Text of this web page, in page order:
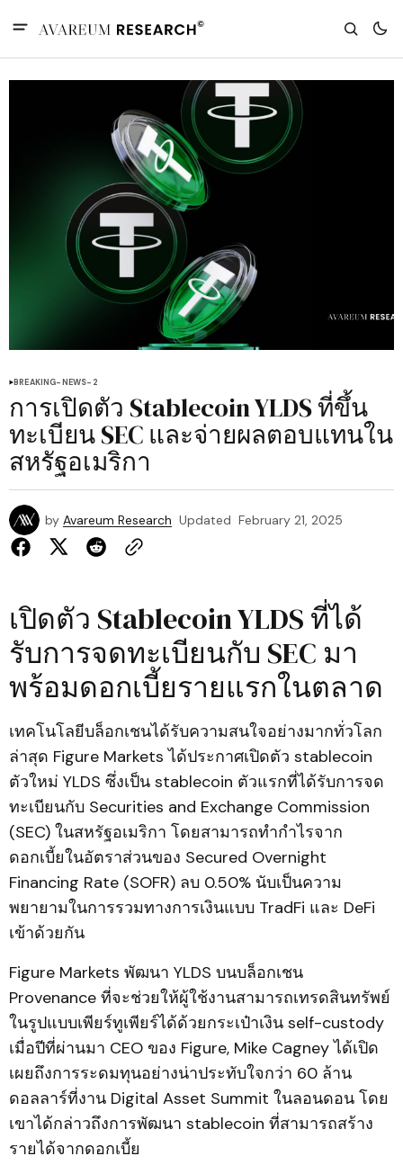
BREAKING-NEWS-2
การเปิดตัว Stablecoin YLDS ที่ขึ้น
ทะเบียน SEC และจ่ายผลตอบแทนใน
สหรัฐอเมริกา
by Avareum Research Updated February 21, 2025
เปิดตัว Stablecoin YLDS ที่ได้
รับการจดทะเบียนกับ SEC มา
พร้อมดอกเบี้ยรายแรกในตลาด
เทคโนโลยีบล็อกเชนได้รับความสนใจอย่างมากทั่วโลก
ล่าสุด Figure Markets ได้ประกาศเปิดตัว stablecoin
ตัวใหม่ YLDS ซึ่งเป็น stablecoin ตัวแรกที่ได้รับการจด
ทะเบียนกับ Securities and Exchange Commission
(SEC) ในสหรัฐอเมริกา โดยสามารถทำกำไรจาก
ดอกเบี้ยในอัตราส่วนของ Secured Overnight
Financing Rate (SOFR) ลบ 0.50% นับเป็นความ
พยายามในการรวมทางการเงินแบบ TradFi และ DeFi
เข้าด้วยกัน
Figure Markets พัฒนา YLDS บนบล็อกเชน
Provenance ที่จะช่วยให้ผู้ใช้งานสามารถเทรดสินทรัพย์
ในรูปแบบเพียร์ทูเพียร์ได้ด้วยกระเป๋าเงิน self-custody
เมื่อปีที่ผ่านมา CEO ของ Figure, Mike Cagney ได้เปิด
เผยถึงการระดมทุนอย่างน่าประทับใจกว่า 60 ล้าน
ดอลลาร์ที่งาน Digital Asset Summit ในลอนดอน โดย
เขาได้กล่าวถึงการพัฒนา stablecoin ที่สามารถสร้าง
รายได้จากดอกเบี้ย